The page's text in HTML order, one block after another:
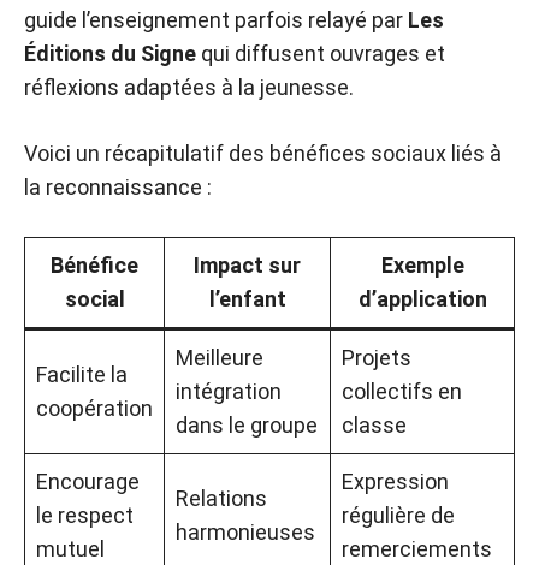
guide l’enseignement parfois relayé par Les
Éditions du Signe qui diffusent ouvrages et
réflexions adaptées à la jeunesse.
Voici un récapitulatif des bénéfices sociaux liés à
la reconnaissance :
Bénéfice
social
Impact sur
l’enfant
Exemple
d’application
Facilite la
coopération
Meilleure
intégration
dans le groupe
Projets
collectifs en
classe
Encourage
le respect
mutuel
Relations
harmonieuses
Expression
régulière de
remerciements